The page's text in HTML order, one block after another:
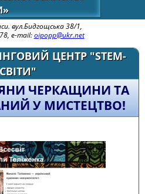
вул.Бидгощська 38/1,
e-mail:oipopp@ukr.net
ЦЕНТР "STEM-
ЧЕРКАЩИНИ ТА
У МИСТЕЦТВО!